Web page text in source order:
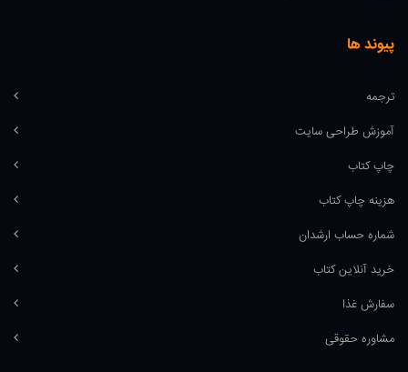
پیوند ها
ترجمه
آموزش طراحی سایت
چاپ کتاب
هزینه چاپ کتاب
شماره حساب ارشدان
خرید آنلاین کتاب
سفارش غذا
مشاوره حقوقی